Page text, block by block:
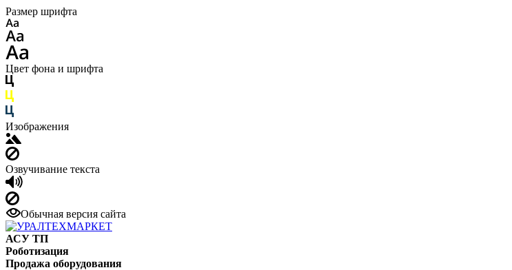
Размер шрифта
Цвет фона и шрифта
Изображения
Озвучивание текста
Обычная версия сайта
АСУ ТП
Роботизация
Продажа оборудования